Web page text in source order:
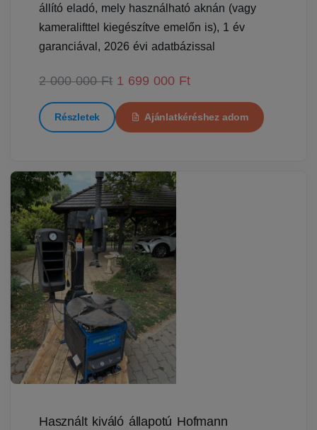
állító eladó, mely használható aknán (vagy
kameralifttel kiegészítve emelőn is), 1 év
garanciával, 2026 évi adatbázissal
2 000 000 Ft 1 699 000 Ft
Részletek Ajánlatkéréshez adom
Használt kiváló állapotú Hofmann